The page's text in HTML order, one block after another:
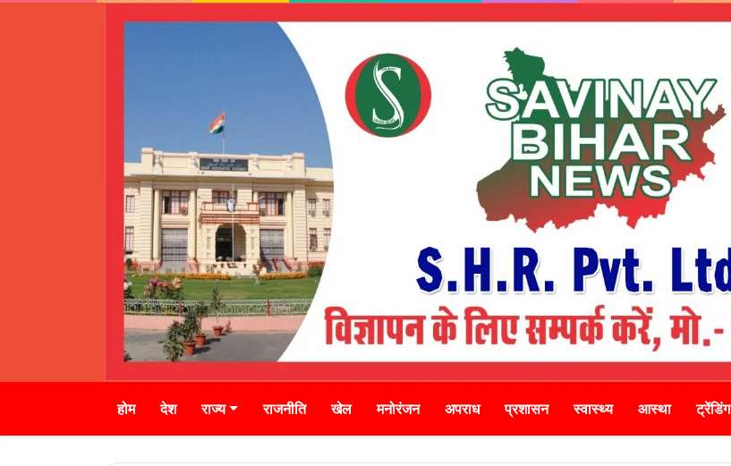
होम देश राज्य राजनीति खेल मनोरंजन अपराध प्रशासन स्वास्थ्य आस्था ट्रेंडिंग